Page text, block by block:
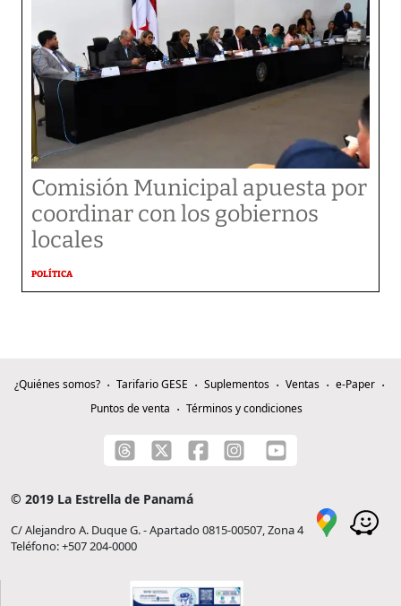
Comisión Municipal apuesta por
coordinar con los gobiernos
locales
POLÍTICA
¿Quiénes somos? Tarifario GESE Suplementos Ventas
e-Paper
Puntos de venta
Términos y condiciones
© 2019 La Estrella de Panamá
C/ Alejandro A. Duque G. - Apartado 0815-00507, Zona 4
Teléfono: +507 204-0000